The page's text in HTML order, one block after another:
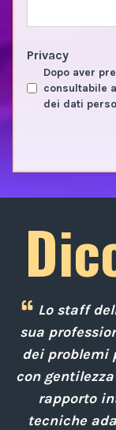
Privacy
Dopo aver
consultabile
dei dati
Lo staff
sua
dei problemi
con
rapporto
tecniche